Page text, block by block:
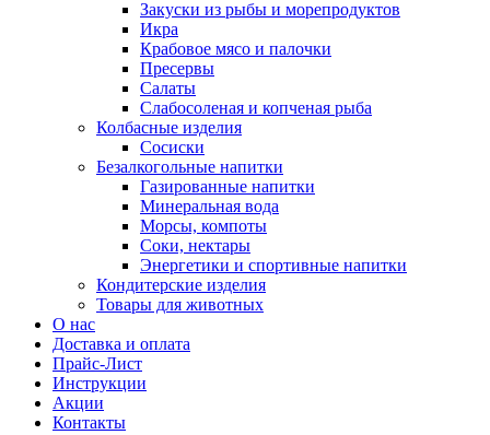
Закуски из рыбы и морепродуктов
Икра
Крабовое мясо и палочки
Пресервы
Салаты
Слабосоленая и копченая рыба
Колбасные изделия
Сосиски
Безалкогольные напитки
Газированные напитки
Минеральная вода
Морсы, компоты
Соки, нектары
Энергетики и спортивные напитки
Кондитерские изделия
Товары для животных
О нас
Доставка и оплата
Прайс-Лист
Инструкции
Акции
Контакты